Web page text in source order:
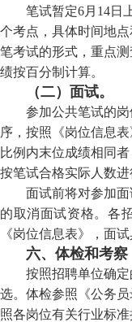
笔试暂定6月 14日
个考点，具体时间地
笔考试的形式，重点
绩按百分制计算。
（二）面试。
参加公共笔试的
序，按照《岗位信息
比例内末位成绩相同
按笔试合格实际人数进
面试前将对参加
的取消面试资格。各
《岗位信息表》，面
六、体检和考察
按照招聘单位确
选。体检参照《公务
照各岗位有关行业标准